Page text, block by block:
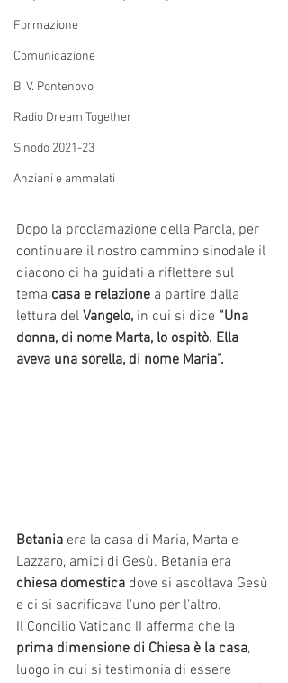
Formazione
Comunicazione
B. V. Pontenovo
Radio Dream Together
Sinodo 2021-23
Anziani e ammalati
Dopo la proclamazione della Parola, per
continuare il nostro cammino sinodale il
diacono ci ha guidati a riflettere sul
tema casa e relazione a partire dalla
lettura del Vangelo, in cui si dice “Una
donna, di nome Marta, lo ospitò. Ella
aveva una sorella, di nome Maria”.
Betania era la casa di Maria, Marta e
Lazzaro, amici di Gesù. Betania era
chiesa domestica dove si ascoltava Gesù
e ci si sacrificava l'uno per l'altro.
Il Concilio Vaticano II afferma che la
prima dimensione di Chiesa è la casa,
luogo in cui si testimonia di essere